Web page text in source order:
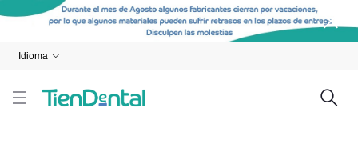
Idioma